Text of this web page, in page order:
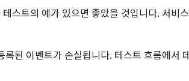
스트의 예가 있으면 좋았을 것입니다. 서비스
된 이벤트가 손실됩니다. 테스트 흐름에서 데